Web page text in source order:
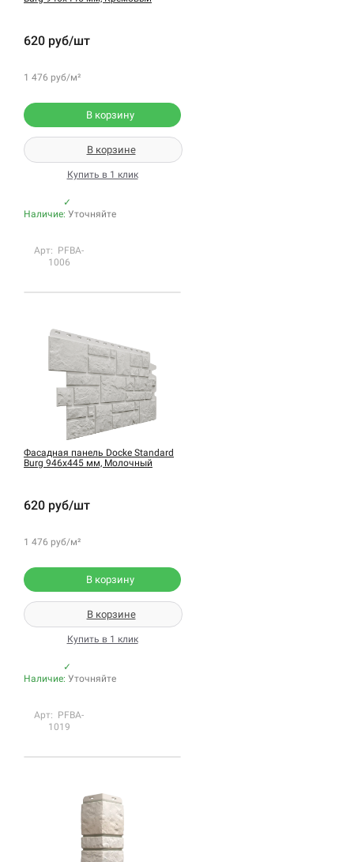
620 руб/шт
1 476 руб/м²
В корзину
В корзине
Купить в 1 клик
✓
Наличие: Уточняйте
Арт: PFBA-
1006
Фасадная панель Docke Standard
Burg 946х445 мм, Молочный
620 руб/шт
1 476 руб/м²
В корзину
В корзине
Купить в 1 клик
✓
Наличие: Уточняйте
Арт: PFBA-
1019